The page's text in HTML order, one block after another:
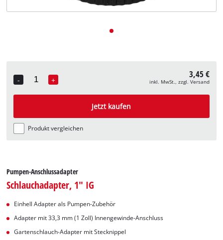
-
Quantity
+ 3,45 €
inkl. MwSt., zzgl. Versand
Jetzt kaufen
Produkt vergleichen
Pumpen-Anschlussadapter
Schlauchadapter, 1" IG
Einhell Adapter als Pumpen-Zubehör
Adapter mit 33,3 mm (1 Zoll) Innengewinde-Anschluss
Gartenschlauch-Adapter mit Stecknippel